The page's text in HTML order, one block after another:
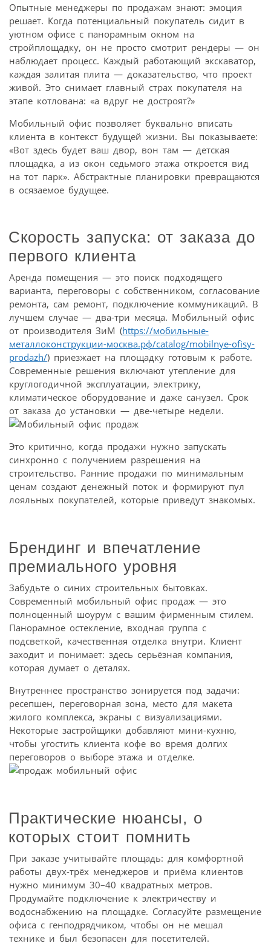
Опытные менеджеры по продажам знают: эмоция
решает. Когда потенциальный покупатель сидит в
уютном офисе с панорамным окном на
стройплощадку, он не просто смотрит рендеры — он
наблюдает процесс. Каждый работающий экскаватор,
каждая залитая плита — доказательство, что проект
живой. Это снимает главный страх покупателя на
этапе котлована: «а вдруг не достроят?»
Мобильный офис позволяет буквально вписать
клиента в контекст будущей жизни. Вы показываете:
«Вот здесь будет ваш двор, вон там — детская
площадка, а из окон седьмого этажа откроется вид
на тот парк». Абстрактные планировки превращаются
в осязаемое будущее.
Скорость запуска: от заказа до
первого клиента
Аренда помещения — это поиск подходящего
варианта, переговоры с собственником, согласование
ремонта, сам ремонт, подключение коммуникаций. В
лучшем случае — два-три месяца. Мобильный офис
от производителя ЗиМ (https://мобильные-
металлоконструкции-москва.рф/catalog/mobilnye-ofisy-
prodazh/) приезжает на площадку готовым к работе.
Современные решения включают утепление для
круглогодичной эксплуатации, электрику,
климатическое оборудование и даже санузел. Срок
от заказа до установки — две-четыре недели.
Это критично, когда продажи нужно запускать
синхронно с получением разрешения на
строительство. Ранние продажи по минимальным
ценам создают денежный поток и формируют пул
лояльных покупателей, которые приведут знакомых.
Брендинг и впечатление
премиального уровня
Забудьте о синих строительных бытовках.
Современный мобильный офис продаж — это
полноценный шоурум с вашим фирменным стилем.
Панорамное остекление, входная группа с
подсветкой, качественная отделка внутри. Клиент
заходит и понимает: здесь серьёзная компания,
которая думает о деталях.
Внутреннее пространство зонируется под задачи:
ресепшен, переговорная зона, место для макета
жилого комплекса, экраны с визуализациями.
Некоторые застройщики добавляют мини-кухню,
чтобы угостить клиента кофе во время долгих
переговоров о выборе этажа и отделке.
Практические нюансы, о
которых стоит помнить
При заказе учитывайте площадь: для комфортной
работы двух-трёх менеджеров и приёма клиентов
нужно минимум 30–40 квадратных метров.
Продумайте подключение к электричеству и
водоснабжению на площадке. Согласуйте размещение
офиса с генподрядчиком, чтобы он не мешал
технике и был безопасен для посетителей.